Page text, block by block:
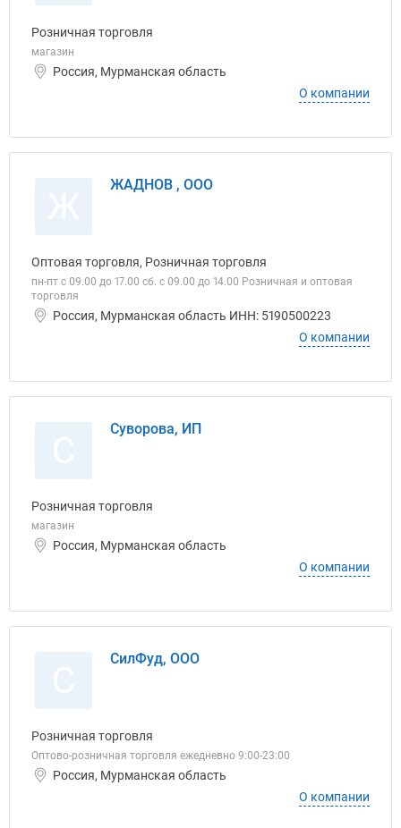
Розничная торговля
магазин
Россия, Мурманская область
О компании
ЖАДНОВ , ООО
Оптовая торговля, Розничная торговля
пн-пт с 09.00 до 17.00 сб. с 09.00 до 14.00 Розничная и оптовая
торговля
Россия, Мурманская область ИНН: 5190500223
О компании
Суворова, ИП
Розничная торговля
магазин
Россия, Мурманская область
О компании
СилФуд, ООО
Розничная торговля
Оптово-розничная торговля ежедневно 9:00-23:00
Россия, Мурманская область
О компании